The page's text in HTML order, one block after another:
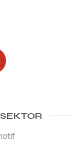
SEKTOR